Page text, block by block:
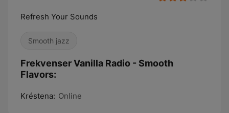
Refresh Your Sounds
Smooth jazz
Frekvenser Vanilla Radio - Smooth
Flavors:
Kréstena: Online